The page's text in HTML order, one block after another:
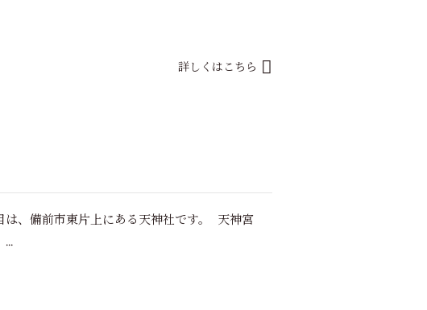
詳しくはこちら
は、備前市東片上にある天神社です。 天神宮
...